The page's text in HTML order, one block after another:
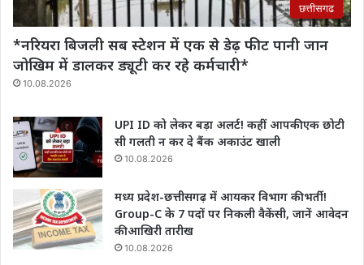
छत्तीसगढ
*नरियरा बिजली सब स्टेशन में एक से डेढ़ फीट पानी जान
जोखिम में डालकर ड्यूटी कर रहे कर्मचारी*
10.08.2026
UPI ID को लेकर बड़ा अलर्ट! कहीं आपकी एक छोटी
सी गलती न कर दे बैंक अकाउंट खाली
10.08.2026
मध्य प्रदेश-छत्तीसगढ़ में आयकर विभाग की भर्ती!
Group-C के 7 पदों पर निकली वैकेंसी, जानें आवेदन
की आखिरी तारीख
10.08.2026